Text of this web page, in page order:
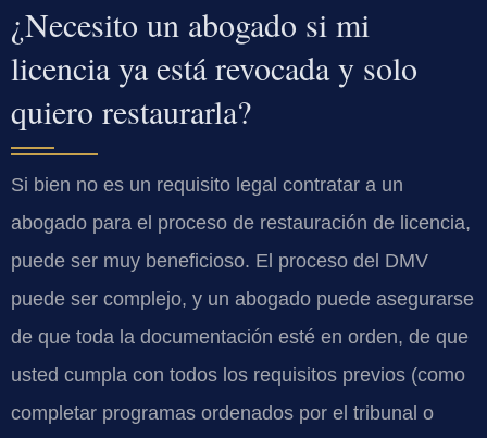
¿Necesito un abogado si mi
licencia ya está revocada y solo
quiero restaurarla?
Si bien no es un requisito legal contratar a un
abogado para el proceso de restauración de licencia,
puede ser muy beneficioso. El proceso del DMV
puede ser complejo, y un abogado puede asegurarse
de que toda la documentación esté en orden, de que
usted cumpla con todos los requisitos previos (como
completar programas ordenados por el tribunal o